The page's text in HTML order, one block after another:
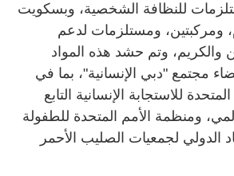
للنظافة الشخصية، وبسكويت
ومركبتين، ومستلزمات لدعم
والكريم، وتم حشد هذه المواد
مجتمع "دبي الإنسانية"، بما في
للاستجابة الإنسانية التابع
ومنظمة الأمم المتحدة للطفولة
الدولي لجمعيات الصليب الأحمر